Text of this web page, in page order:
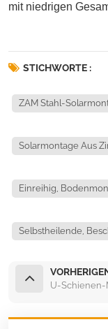
mit niedrigen
STICHWORTE :
ZAM Stahl-
Solarmontage Aus
Einreihig,
Selbstheilende,
U-Schienen-